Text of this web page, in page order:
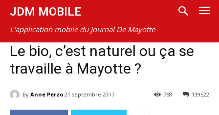
JDM MOBILE
L'application mobile du Journal De Mayotte
Le bio, c’est naturel ou ça se
travaille à Mayotte ?
By Anne Perzo 21 septembre 2017 139522
768